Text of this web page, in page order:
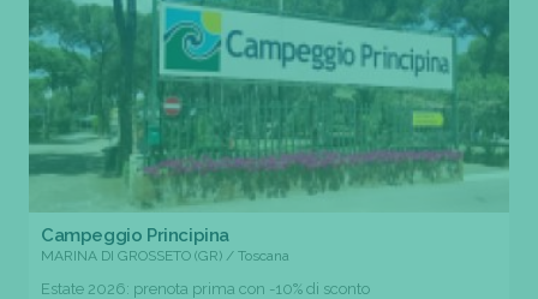
Campeggio Principina
MARINA DI GROSSETO (GR) / Toscana
Estate 2026: prenota prima con -10% di sconto